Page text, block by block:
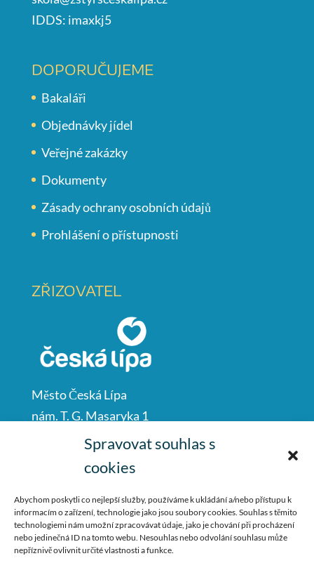
Spravovat souhlas s
cookies
Abychom poskytli co nejlepší služby, používáme k ukládání a/nebo přístupu k
informacím o zařízení, technologie jako jsou soubory cookies. Souhlas s těmito
technologiemi nám umožní zpracovávat údaje, jako je chování při procházení
nebo jedinečná ID na tomto webu. Nesouhlas nebo odvolání souhlasu může
nepříznivě ovlivnit určité vlastnosti a funkce.
IDDS: imaxkj5
DOPORUČUJEME
Bakaláři
Objednávky jídel
Veřejné zakázky
Dokumenty
Zásady ochrany osobních údajů
Prohlášení o přístupnosti
ZŘIZOVATEL
Město Česká Lípa
nám. T. G. Masaryka 1
Česká Lípa
487 881 111
podatelna@mucl.cz